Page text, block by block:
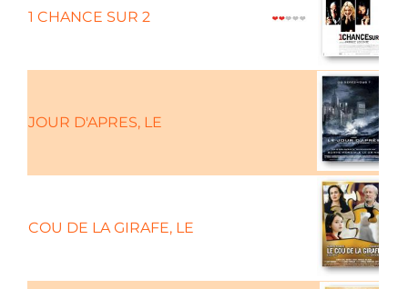
1 CHANCE SUR 2
JOUR D'APRES, LE
COU DE LA GIRAFE, LE